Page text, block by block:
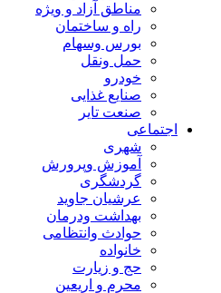
مناطق آزاد و ویژه
راه و ساختمان
بورس وسهام
حمل ونقل
خودرو
صنایع غذایی
صنعت تایر
اجتماعی
شهری
آموزش وپرورش
گردشگری
عرشیان جاوید
بهداشت ودرمان
حوادث وانتظامی
خانواده
حج و زیارت
محرم و اریعین